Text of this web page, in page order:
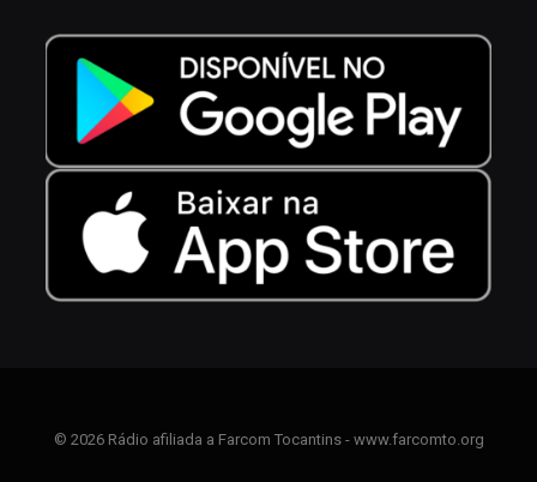
© 2026 Rádio afiliada a Farcom Tocantins - www.farcomto.org